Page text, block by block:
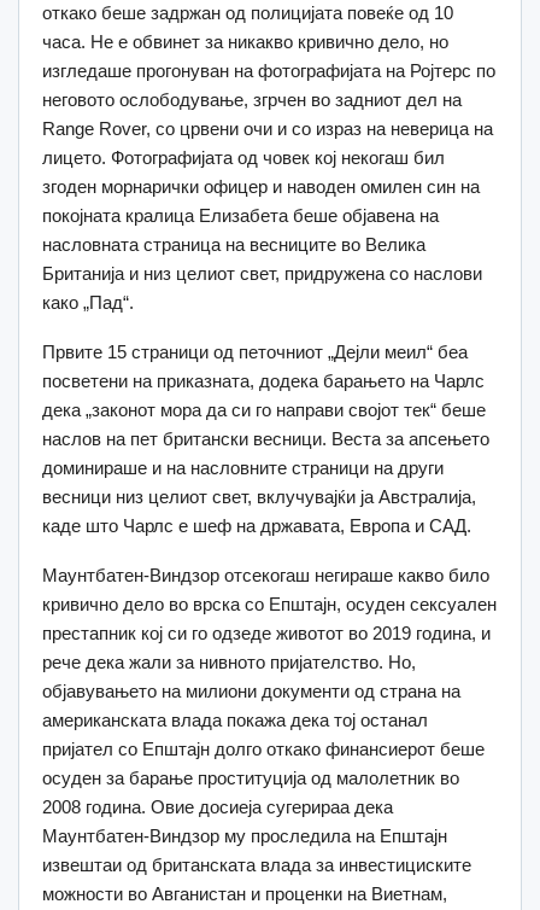
откако беше задржан од полицијата повеќе од 10
часа. Не е обвинет за никакво кривично дело, но
изгледаше прогонуван на фотографијата на Ројтерс по
неговото ослободување, згрчен во задниот дел на
Range Rover, со црвени очи и со израз на неверица на
лицето. Фотографијата од човек кој некогаш бил
згоден морнарички офицер и наводен омилен син на
покојната кралица Елизабета беше објавена на
насловната страница на весниците во Велика
Британија и низ целиот свет, придружена со наслови
како „Пад“.
Првите 15 страници од петочниот „Дејли меил“ беа
посветени на приказната, додека барањето на Чарлс
дека „законот мора да си го направи својот тек“ беше
наслов на пет британски весници. Веста за апсењето
доминираше и на насловните страници на други
весници низ целиот свет, вклучувајќи ја Австралија,
каде што Чарлс е шеф на државата, Европа и САД.
Маунтбатен-Виндзор отсекогаш негираше какво било
кривично дело во врска со Епштајн, осуден сексуален
престапник кој си го одзеде животот во 2019 година, и
рече дека жали за нивното пријателство. Но,
објавувањето на милиони документи од страна на
американската влада покажа дека тој останал
пријател со Епштајн долго откако финансиерот беше
осуден за барање проституција од малолетник во
2008 година. Овие досиеја сугерираа дека
Маунтбатен-Виндзор му проследила на Епштајн
извештаи од британската влада за инвестициските
можности во Авганистан и проценки на Виетнам,